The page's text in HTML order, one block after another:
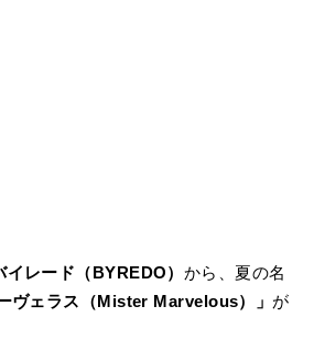
イレード（BYREDO） から、夏の名
ヴェラス（Mister Marvelous）」 が